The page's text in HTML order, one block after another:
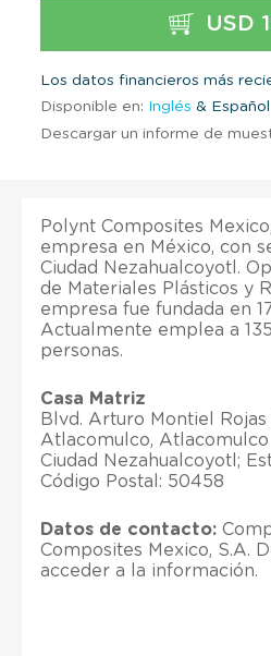
USD
Los datos financieros más
Disponible en: Inglés & Español
Descargar un informe de
Polynt Composites
empresa en México, con
Ciudad Nezahualcoyotl.
de Materiales Plásticos y
empresa fue fundada en
Actualmente emplea a
personas.
Casa Matriz
Blvd. Arturo Montiel Rojas
Atlacomulco, Atlacomulco
Ciudad Nezahualcoyotl;
Código Postal: 50458
Datos de contacto:
Composites Mexico, S.A.
acceder a la información.